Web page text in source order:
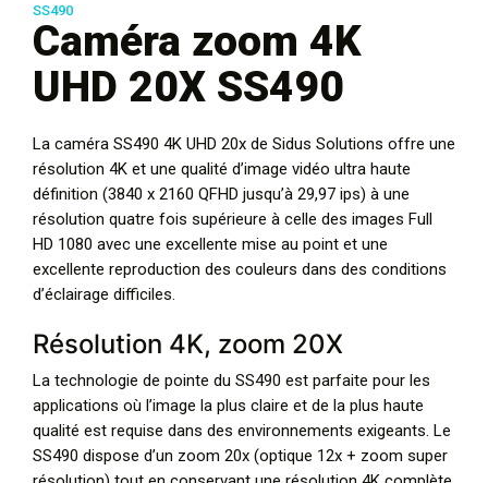
SS490
Caméra zoom 4K
UHD 20X SS490
La caméra SS490 4K UHD 20x de Sidus Solutions offre une
résolution 4K et une qualité d’image vidéo ultra haute
définition (3840 x 2160 QFHD jusqu’à 29,97 ips) à une
résolution quatre fois supérieure à celle des images Full
HD 1080 avec une excellente mise au point et une
excellente reproduction des couleurs dans des conditions
d’éclairage difficiles.
Résolution 4K, zoom 20X
La technologie de pointe du SS490 est parfaite pour les
applications où l’image la plus claire et de la plus haute
qualité est requise dans des environnements exigeants. Le
SS490 dispose d’un zoom 20x (optique 12x + zoom super